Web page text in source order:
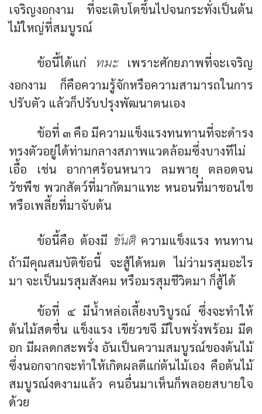
เจริญงอกงาม ที่จะเติบโตขึ้นไปจนกระทั่งเป็นต้น
ไม้ใหญ่ที่สมบูรณ์
ข้อนี้ได้แก่ ทมะเพราะศักยภาพที่จะเจริญ
งอกงาม ก็คือความรู้จักหรือความสามารถในการ
ปรับตัว แล้วก็ปรับปรุงพัฒนาตนเอง
ข้อที่ ๓ คือ มีความแข็งแรงทนทานที่จะดำรง
ทรงตัวอยู่ได้ท่ามกลางสภาพแวดล้อมซึ่งบางทีไม่
เอื้อ เช่น อากาศร้อนหนาว ลมพายุ ตลอดจน
วัชพืช พวกสัตว์ที่มากัดมาแทะ หนอนที่มาชอนไช
หรือเพลี้ยที่มาจับต้น
ข้อนี้คือ ต้องมี ขันติความแข็งแรง ทนทาน
ถ้ามีคุณสมบัติข้อนี้ จะสู้ได้หมด ไม่ว่ามรสุมอะไร
มา จะเป็นมรสุมสังคม หรือมรสุมชีวิตมา ก็สู้ได้
ข้อที่ ๔ มีน้ำหล่อเลี้ยงบริบูรณ์ ซึ่งจะทำให้
ต้นไม้สดชื่น แข็งแรง เขียวขจี มีใบพรั่งพร้อม มีด
อก มีผลดกสะพรั่ง อันเป็นความสมบูรณ์ของต้นไม้
ซึ่งนอกจากจะทำให้เกิดผลดีแก่ต้นไม้เอง คือต้นไม้
สมบูรณ์งดงามแล้ว คนอื่นมาเห็นก็พลอยสบายใจ
ด้วย